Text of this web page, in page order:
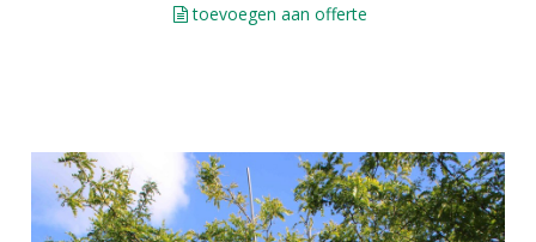
toevoegen aan offerte